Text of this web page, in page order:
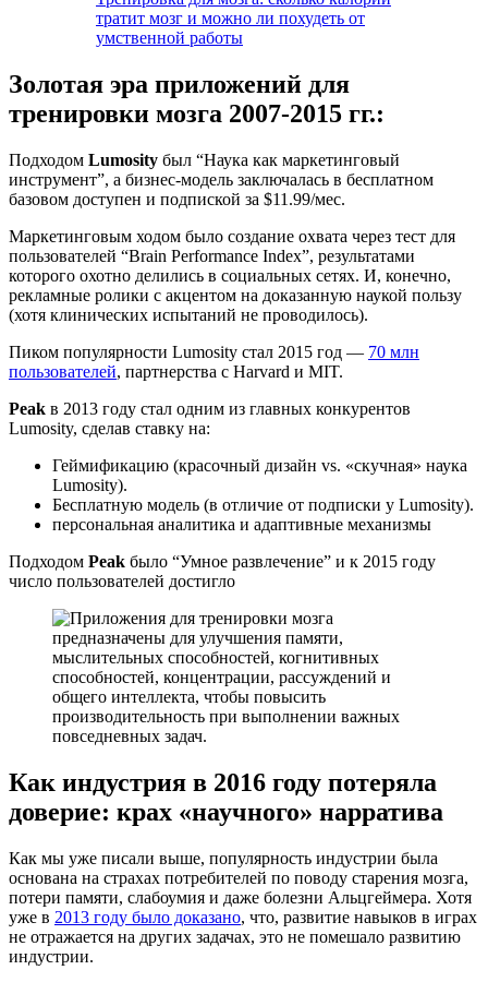
тратит мозг и можно ли похудеть от
умственной работы
Золотая эра приложений для
тренировки мозга 2007-2015 гг.:
Подходом Lumosity был “Наука как маркетинговый
инструмент”, а бизнес-модель заключалась в бесплатном
базовом доступен и подпиской за $11.99/мес.
Маркетинговым ходом было создание охвата через тест для
пользователей “Brain Performance Index”, результатами
которого охотно делились в социальных сетях. И, конечно,
рекламные ролики с акцентом на доказанную наукой пользу
(хотя клинических испытаний не проводилось).
Пиком популярности Lumosity стал 2015 год — 70 млн
пользователей, партнерства с Harvard и MIT.
Peak в 2013 году стал одним из главных конкурентов
Lumosity, сделав ставку на:
Геймификацию (красочный дизайн vs. «скучная» наука
Lumosity).
Бесплатную модель (в отличие от подписки у Lumosity).
персональная аналитика и адаптивные механизмы
Подходом Peak было “Умное развлечение” и к 2015 году
число пользователей достигло
Как индустрия в 2016 году потеряла
доверие: крах «научного» нарратива
Как мы уже писали выше, популярность индустрии была
основана на страхах потребителей по поводу старения мозга,
потери памяти, слабоумия и даже болезни Альцгеймера. Хотя
уже в 2013 году было доказано, что, развитие навыков в играх
не отражается на других задачах, это не помешало развитию
индустрии.